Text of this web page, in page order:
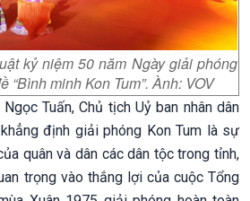
kỷ niệm 50 năm Ngày giải phóng
“Bình minh Kon Tum”. Ành: VOV
Tuấn, Chủ tịch Uỷ ban nhân dân
định giải phóng Kon Tum là sự
quân và dân các dân tộc trong tỉnh,
trọng vào thắng lợi của cuộc Tổng